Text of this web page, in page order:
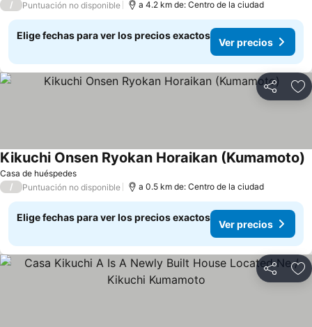
/ Puntuación no disponible a 4.2 km de: Centro de la ciudad
Elige fechas para ver los precios exactos
Ver precios
Compartir
Casa de huéspedes
Kikuchi Onsen Ryokan Horaikan (Kumamoto)
/ Puntuación no disponible a 0.5 km de: Centro de la ciudad
Elige fechas para ver los precios exactos
Ver precios
Compartir